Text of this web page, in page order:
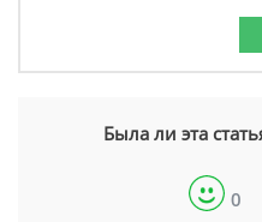
Была ли эта
0